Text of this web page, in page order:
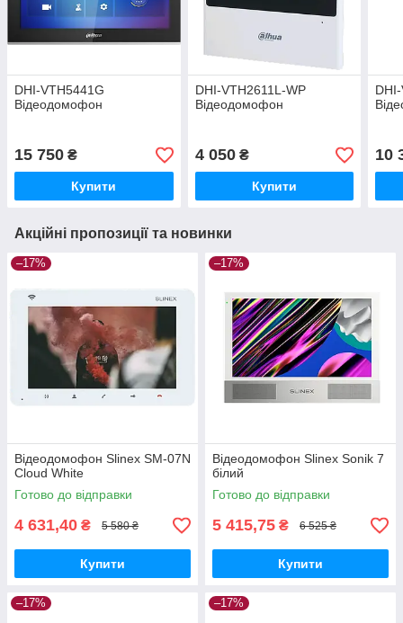
DHI-VTH5441G
Відеодомофон
15 750 ₴
Купити
DHI-VTH2611L-WP
Відеодомофон
4 050₴
Купити
10
Акційні пропозиції та новинки
–17%
Відеодомофон Slinex SM-07N
Cloud White
Готово до відправки
4 631,40 ₴ 5 580 ₴
Купити
–17%
Відеодомофон Slinex Sonik 7
білий
Готово до відправки
5 415,75 ₴ 6 525 ₴
Купити
–17% –17%